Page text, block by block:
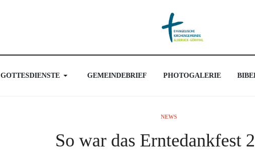
GOTTESDIENSTE GEMEINDEBRIEF PHOTOGALERIE
NEWS
So war das Erntedankfest